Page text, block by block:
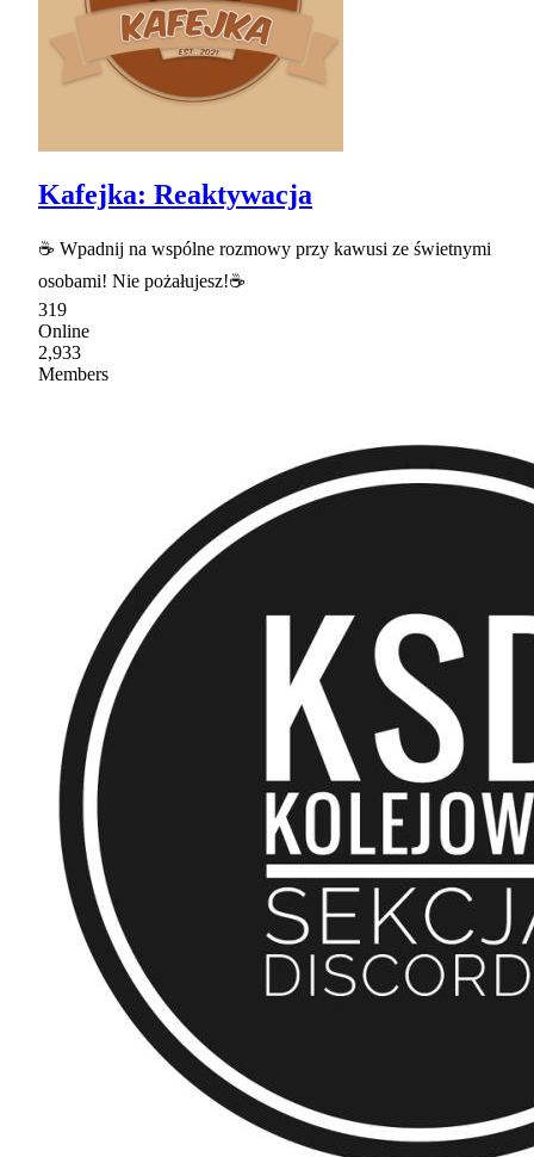
Kafejka: Reaktywacja
☕ Wpadnij na wspólne rozmowy przy kawusi ze świetnymi
osobami! Nie pożałujesz!☕
319
Online
2,933
Members